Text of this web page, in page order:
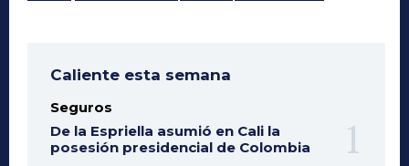
Caliente esta semana
Seguros
De la Espriella asumió en Cali la
posesión presidencial de Colombia